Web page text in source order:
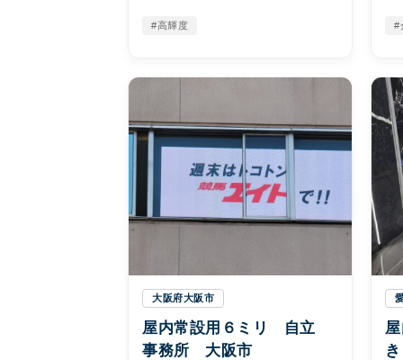
#高輝度 #
大阪府大阪市
屋内常設用６ミリ 自立
事務所 大阪市